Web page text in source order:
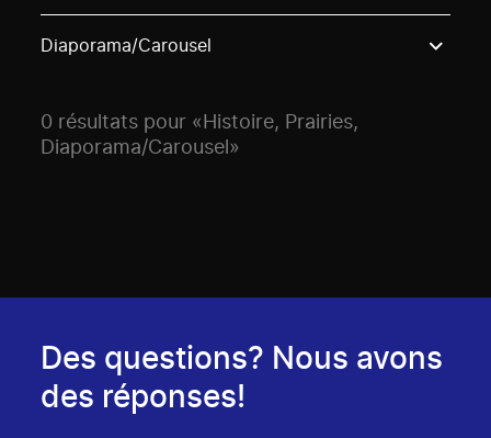
Diaporama/Carousel
0 résultats pour «Histoire, Prairies,
Diaporama/Carousel»
Des questions? Nous avons
des réponses!